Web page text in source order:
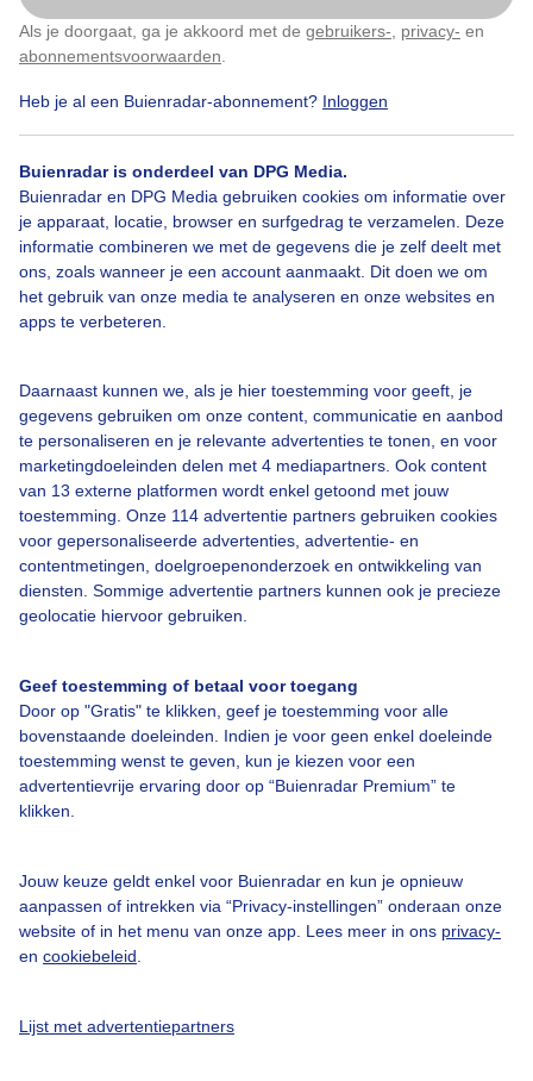
Als je doorgaat, ga je akkoord met de gebruikers- privacy- en
abonnementsvoorwaarden
Heb je al een Buienradar-abonnement? Inloggen
Buienradar is onderdeel van DPG Media.
Buienradar en DPG Media gebruiken cookies om informatie over
je apparaat, locatie, browser en surfgedrag te verzamelen. Deze
informatie combineren we met de gegevens die je zelf deelt met
ons, zoals wanneer je een account aanmaakt. Dit doen we om
het gebruik van onze media te analyseren en onze websites en
apps te verbeteren.
Daarnaast kunnen we, als je hier toestemming voor geeft, je
gegevens gebruiken om onze content, communicatie en aanbod
te personaliseren en je relevante advertenties te tonen, en voor
marketingdoeleinden delen met 4 mediapartners. Ook content
van 13 externe platformen wordt enkel getoond met jouw
toestemming. Onze 114 advertentie partners gebruiken cookies
voor gepersonaliseerde advertenties, advertentie- en
contentmetingen, doelgroepenonderzoek en ontwikkeling van
diensten. Sommige advertentie partners kunnen ook je precieze
geolocatie hiervoor gebruiken.
Geef toestemming of betaal voor toegang
Door op "Gratis" te klikken, geef je toestemming voor alle
bovenstaande doeleinden. Indien je voor geen enkel doeleinde
toestemming wenst te geven, kun je kiezen voor een
advertentievrije ervaring door op “Buienradar Premium” te
klikken.
Jouw keuze geldt enkel voor Buienradar en kun je opnieuw
aanpassen of intrekken via “Privacy-instellingen” onderaan onze
website of in het menu van onze app. Lees meer in ons privacy-
en cookiebeleid
Lijst met advertentiepartners
Door: Ilonka Arnoczky Gemaakt: 09-06-2026, 15x bekeken
Bekijk slideshow
Over Buienradar
Bedrijfsgegevens
Contact
Toegankelijkheid
Gebruikersvoorwaarden
Privacy beleid
Cookie beleid
Gratis weerdata
Klik hierom dit aan te passen